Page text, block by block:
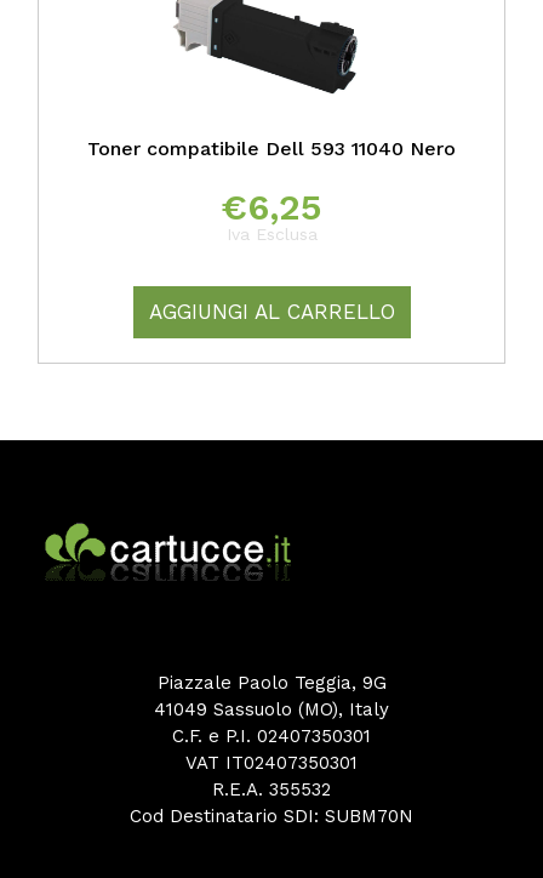
Toner compatibile Dell 593 11040 Nero
€6,25
Iva Esclusa
AGGIUNGI AL CARRELLO
Piazzale Paolo Teggia, 9G
41049 Sassuolo (MO), Italy
C.F. e P.I. 02407350301
VAT IT02407350301
R.E.A. 355532
Cod Destinatario SDI: SUBM70N